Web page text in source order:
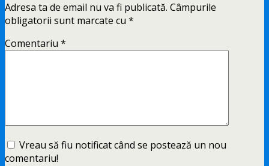
Adresa ta de email nu va fi publicată. Câmpurile
obligatorii sunt marcate cu *
Comentariu *
Vreau să fiu notificat când se postează un nou
comentariu!